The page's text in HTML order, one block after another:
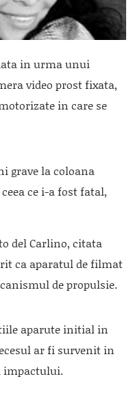
in urma unui
video prost fixata,
in care se
grave la coloana
ce i-a fost fatal,
del Carlino, citata
ca aparatul de filmat
de propulsie.
aparute initial in
ar fi survenit in
impactului.